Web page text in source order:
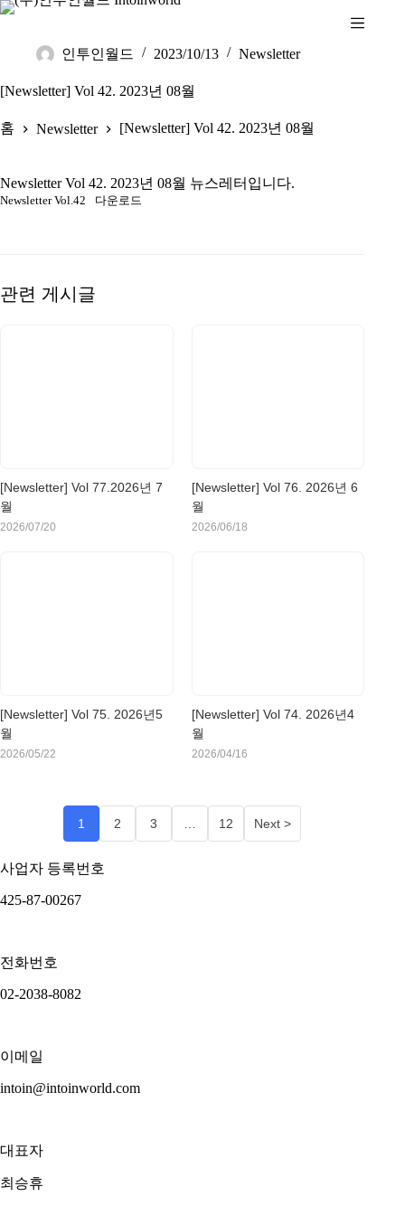
인투인월드 2023/10/13 Newsletter
[Newsletter] Vol 42. 2023년 08월
홈 Newsletter [Newsletter] Vol 42. 2023년 08월
Newsletter Vol 42. 2023년 08월 뉴스레터입니다.
Newsletter Vol.42 다운로드
관련 게시글
[Newsletter] Vol 77.2026년 7
월
2026/07/20
[Newsletter] Vol 76. 2026년 6
월
2026/06/18
[Newsletter] Vol 75. 2026년5
월
2026/05/22
[Newsletter] Vol 74. 2026년4
월
2026/04/16
1 2 3 … 12 Next >
사업자 등록번호
425-87-00267
전화번호
02-2038-8082
이메일
intoin@intoinworld.com
대표자
최승휴